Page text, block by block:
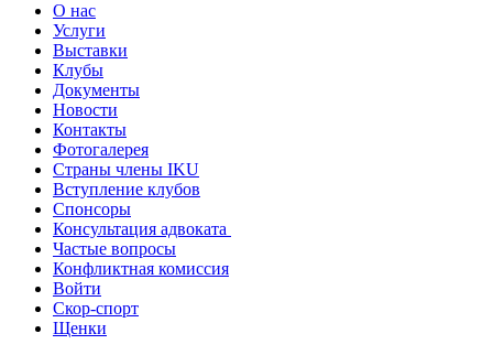
О нас
Услуги
Выставки
Клубы
Документы
Новости
Контакты
Фотогалерея
Страны члены IKU
Вступление клубов​
Спонсоры
Консультация адвоката ​
Частые вопросы
Конфликтная комиссия
Войти
Скор-спорт
Щенки